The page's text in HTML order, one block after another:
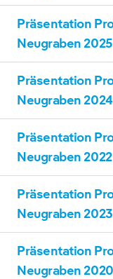
Vogelkamp
Präsentation
Neugraben 2025
Vogelkamp
Präsentation
Neugraben 2024
Vogelkamp
Präsentation
Neugraben 2022
Vogelkamp
Präsentation
Neugraben 2023
Vogelkamp
Präsentation
Neugraben 2020